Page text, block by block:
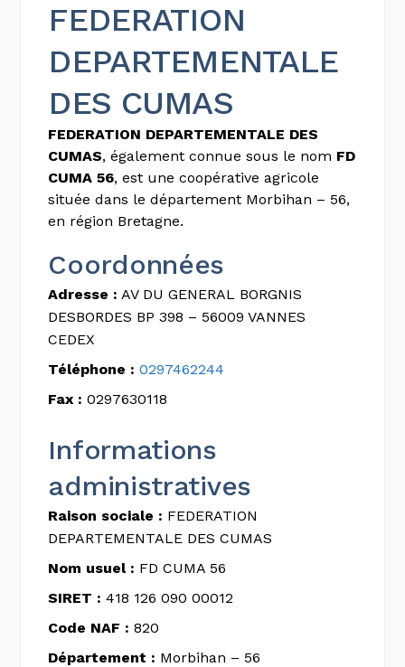
FEDERATION
DEPARTEMENTALE
DES CUMAS
FEDERATION DEPARTEMENTALE DES
CUMAS, également connue sous le nom FD
CUMA 56, est une coopérative agricole
située dans le département Morbihan – 56,
en région Bretagne.
Coordonnées
Adresse : AV DU GENERAL BORGNIS
DESBORDES BP 398 – 56009 VANNES
CEDEX
Téléphone : 0297462244
Fax : 0297630118
Informations
administratives
Raison sociale : FEDERATION
DEPARTEMENTALE DES CUMAS
Nom usuel : FD CUMA 56
SIRET : 418 126 090 00012
Code NAF : 820
Département : Morbihan – 56